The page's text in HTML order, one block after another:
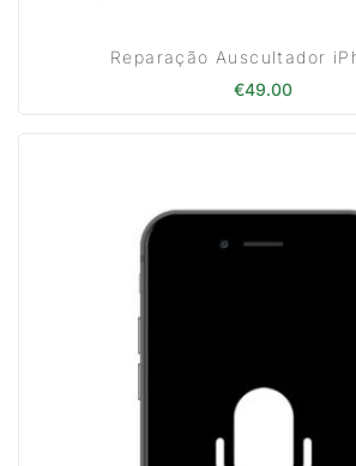
Reparação Auscultador
€49.00